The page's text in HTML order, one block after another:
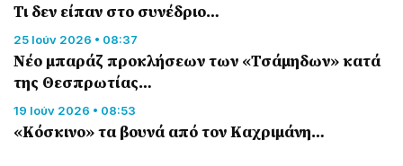
Τι δεν είπαν στο συνέδριο…
25 Ιούν 2026 • 08:37
Νέο μπαράζ προκλήσεων των «Τσάμηδων» κατά
της Θεσπρωτίας…
19 Ιούν 2026 • 08:53
«Κόσκινο» τα βουνά από τον Καχριμάνη…